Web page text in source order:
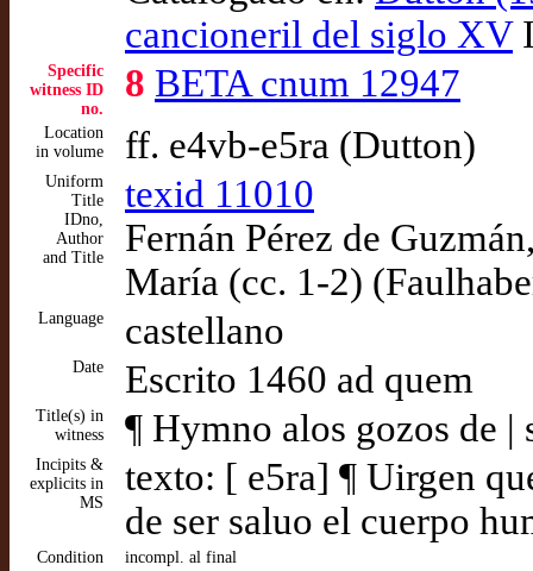
cancioneril del siglo XV
Specific
witness ID
no.
8 BETA cnum 12947
Location
in volume
ff. e4vb-e5ra (Dutton)
Uniform
Title
IDno,
Author
and Title
texid 11010
Fernán Pérez de
María (cc. 1-2)
Language castellano
Date Escrito 1460 ad quem
Title(s) in
witness
¶ Hymno alos gozos de
Incipits &
explicits in
MS
texto: [ e5ra] ¶ Uirgen
de ser saluo el cuerpo
Condition
incompl. al final